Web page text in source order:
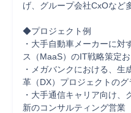
げ、グループ会社CxOなど
◆プロジェクト例
・大手自動車メーカーに
ス（MaaS）のIT戦略策定
・メガバンクにおける、
革（DX）プロジェクトの
・大手通信キャリア向け、
新のコンサルティング営業